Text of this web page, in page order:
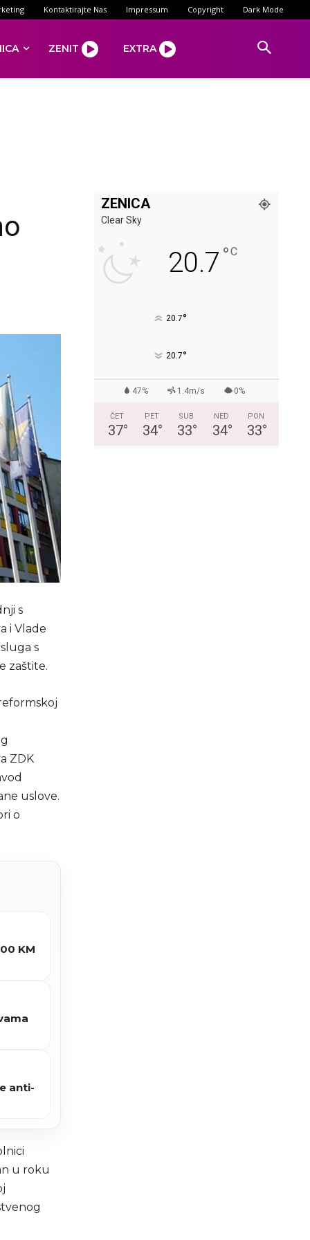
Kontaktirajte Nas Impressum Copyright Dark Mode
ZENIT EXTRA
s
i Vlade
s
zaštite.
ZDK
uslove.
o
KM
anti-
u roku
ZENICA
Clear Sky
20.7 °C
20.7°
20.7°
47% 1.4m/s 0%
ČET
37°
PET
34°
SUB
33°
NED
34°
PON
33°